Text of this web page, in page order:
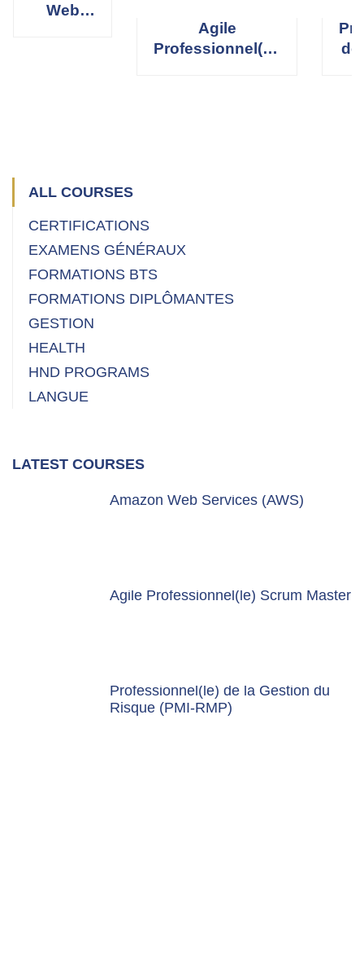
Web
Agile
Professionnel(le)
de
ALL COURSES
CERTIFICATIONS
EXAMENS GÉNÉRAUX
FORMATIONS BTS
FORMATIONS DIPLÔMANTES
GESTION
HEALTH
HND PROGRAMS
LANGUE
LATEST COURSES
Amazon Web Services (AWS)
Agile Professionnel(le) Scrum Master
Professionnel(le) de la Gestion du
Risque (PMI-RMP)